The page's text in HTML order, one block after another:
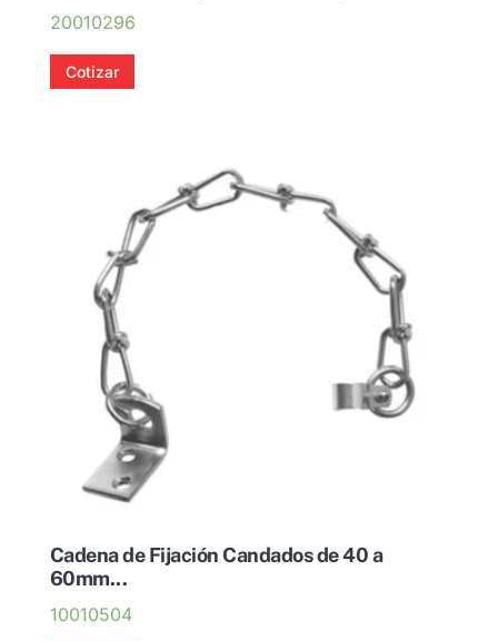
20010296
Cotizar
Cadena de Fijación Candados de 40 a
60mm...
10010504